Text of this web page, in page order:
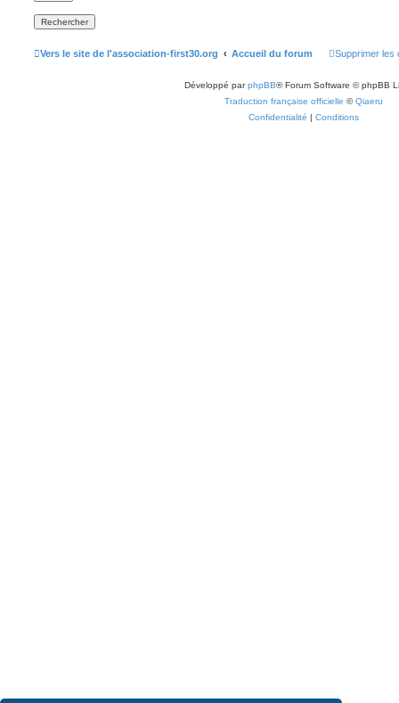
Vers le site de l'association-first30.org Accueil du forum Supprimer les
Développé parphpBB® Forum Software © phpBB
Traduction française officielle ©Qiaeru
Confidentialité | Conditions